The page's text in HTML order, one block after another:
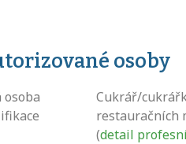
osoby
Cukrář/
restauračních
(detail